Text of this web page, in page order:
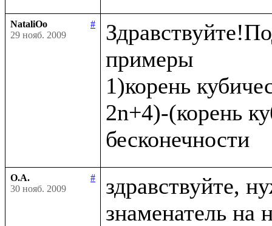
NataliOo
#
29 нояб. 2009
примеры
1)корень
2n+4)-(корень
О.А.
#
30 нояб. 2009
здравствуйте,
знаменатель на